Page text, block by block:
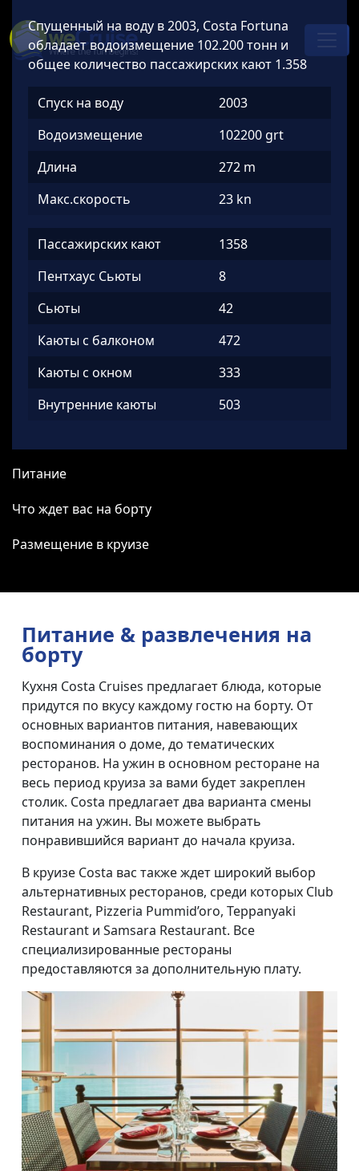
Main
Navigation
Спущенный на воду в 2003, Costa Fortuna
обладает водоизмещение 102.200 тонн и
общее количество пассажирских кают 1.358
Спуск на воду
2003
Водоизмещение
102200 grt
Длина
272 m
Макс.скорость
23 kn
Пассажирских кают
1358
Пентхаус Сьюты
8
Сьюты
42
Каюты с балконом
472
Каюты с окном
333
Внутренние каюты
503
Питание
Что ждет вас на борту
Размещение в круизе
Питание & развлечения на
борту
Кухня Costa Cruises предлагает блюда, которые
придутся по вкусу каждому гостю на борту. От
основных вариантов питания, навевающих
воспоминания о доме, до тематических
ресторанов. На ужин в основном ресторане на
весь период круиза за вами будет закреплен
столик. Costa предлагает два варианта смены
питания на ужин. Вы можете выбрать
понравившийся вариант до начала круиза.
В круизе Costa вас также ждет широкий выбор
альтернативных ресторанов, среди которых Club
Restaurant, Pizzeria Pummid’oro, Teppanyaki
Restaurant и Samsara Restaurant. Все
специализированные рестораны
предоставляются за дополнительную плату.